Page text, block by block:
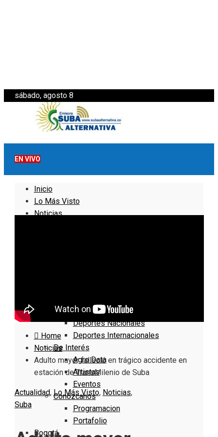
sábado, agosto 8
EN VIVO
Inicio
Lo Más Visto
Noticias
Deportes Locales
Deportes Nacionales
Deportes Internacionales
De Interés
Agro Data
Artistas
Eventos
Conózcanos
Programacion
Portafolio
Bogotá
Home
Noticias
Adulto mayor falleció en trágico accidente en
estación de TransMilenio de Suba
Actualidad, Lo Más Visto, Noticias,
Suba